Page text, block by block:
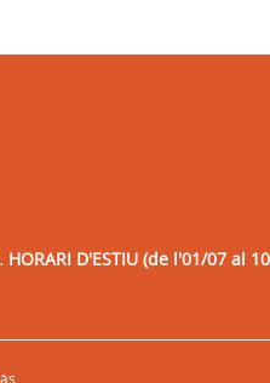
D'ESTIU (de l'01/07 al